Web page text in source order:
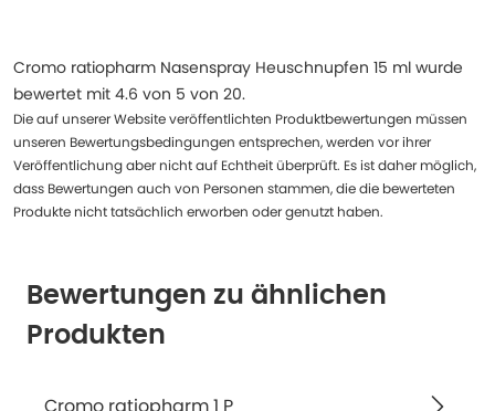
Cromo ratiopharm Nasenspray Heuschnupfen 15 ml wurde
bewertet mit 4.6 von 5 von 20.
Die auf unserer Website veröffentlichten Produktbewertungen müssen
unseren Bewertungsbedingungen entsprechen, werden vor ihrer
Veröffentlichung aber nicht auf Echtheit überprüft. Es ist daher möglich,
dass Bewertungen auch von Personen stammen, die die bewerteten
Produkte nicht tatsächlich erworben oder genutzt haben.
Bewertungen zu ähnlichen
Produkten